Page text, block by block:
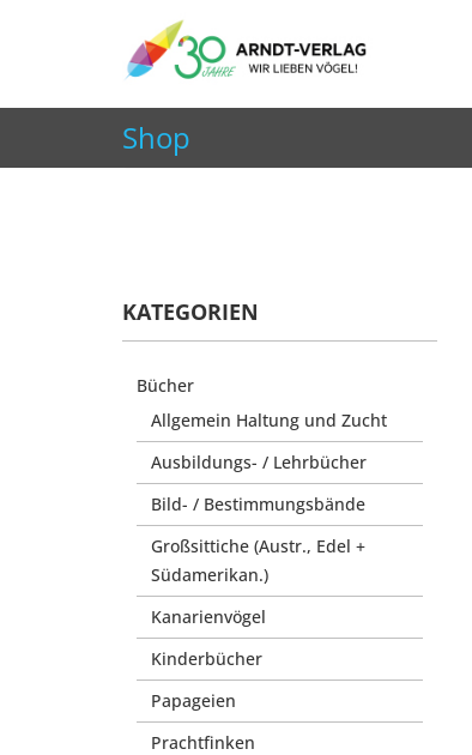
+49 7252 9707310
Shop
Aktuelle Seite:
KATEGORIEN
Bücher
Allgemein Haltung und Zucht
Ausbildungs- / Lehrbücher
Bild- / Bestimmungsbände
Großsittiche (Austr., Edel +
Südamerikan.)
Kanarienvögel
Kinderbücher
Papageien
Prachtfinken